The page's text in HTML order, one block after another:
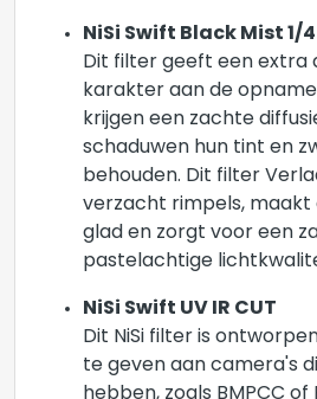
NiSi Swift Black Mist 1/4
Dit filter geeft een extra
karakter aan de
krijgen een zachte
schaduwen hun tint en
behouden. Dit filter
verzacht rimpels, maakt
glad en zorgt voor een
pastelachtige
NiSi Swift UV IR CUT
Dit NiSi filter is
te geven aan camera's
hebben, zoals BMPCC